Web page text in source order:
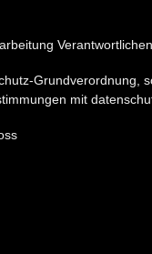
Verantwortlichen
Grundverordnung,
mit